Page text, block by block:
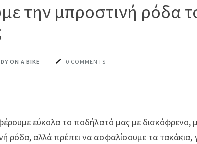
την μπροστινή ρόδα
ON A BIKE 0 COMMENTS
εύκολα το ποδήλατό μας με δισκόφρενο,
ρόδα, αλλά πρέπει να ασφαλίσουμε τα τακάκια,